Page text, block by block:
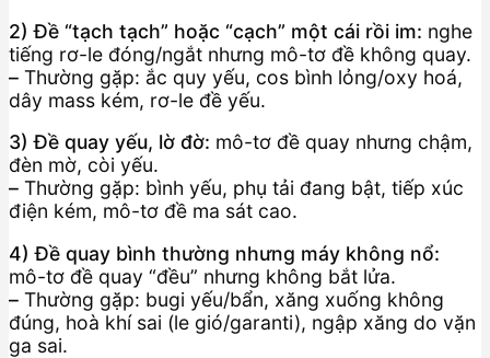
2) Đề “tạch tạch” hoặc “cạch” một cái rồi im: nghe
tiếng rơ-le đóng/ngắt nhưng mô-tơ đề không quay.
– Thường gặp: ắc quy yếu, cos bình lỏng/oxy hoá,
dây mass kém, rơ-le đề yếu.
3) Đề quay yếu, lờ đờ: mô-tơ đề quay nhưng chậm,
đèn mờ, còi yếu.
– Thường gặp: bình yếu, phụ tải đang bật, tiếp xúc
điện kém, mô-tơ đề ma sát cao.
4) Đề quay bình thường nhưng máy không nổ:
mô-tơ đề quay “đều” nhưng không bắt lửa.
– Thường gặp: bugi yếu/bẩn, xăng xuống không
đúng, hoà khí sai (le gió/garanti), ngập xăng do vặn
ga sai.